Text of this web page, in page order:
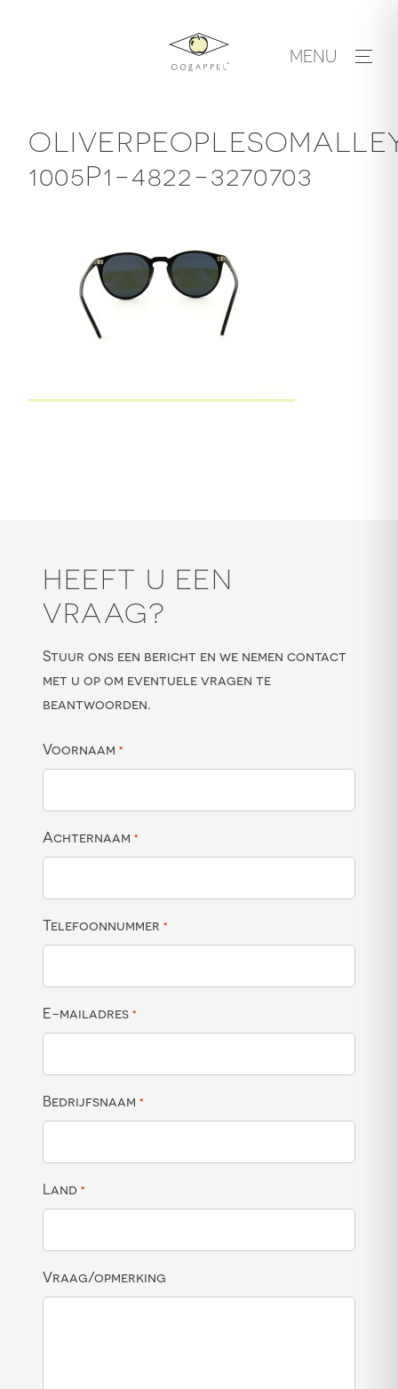
MENU
1005P1-4822-3270703
HEEFT U EEN
VRAAG?
Stuur ons een bericht en we nemen contact
met u op om eventuele vragen te
beantwoorden.
Voornaam *
Achternaam *
Telefoonnummer *
E-mailadres *
Bedrijfsnaam *
Land *
Vraag/opmerking